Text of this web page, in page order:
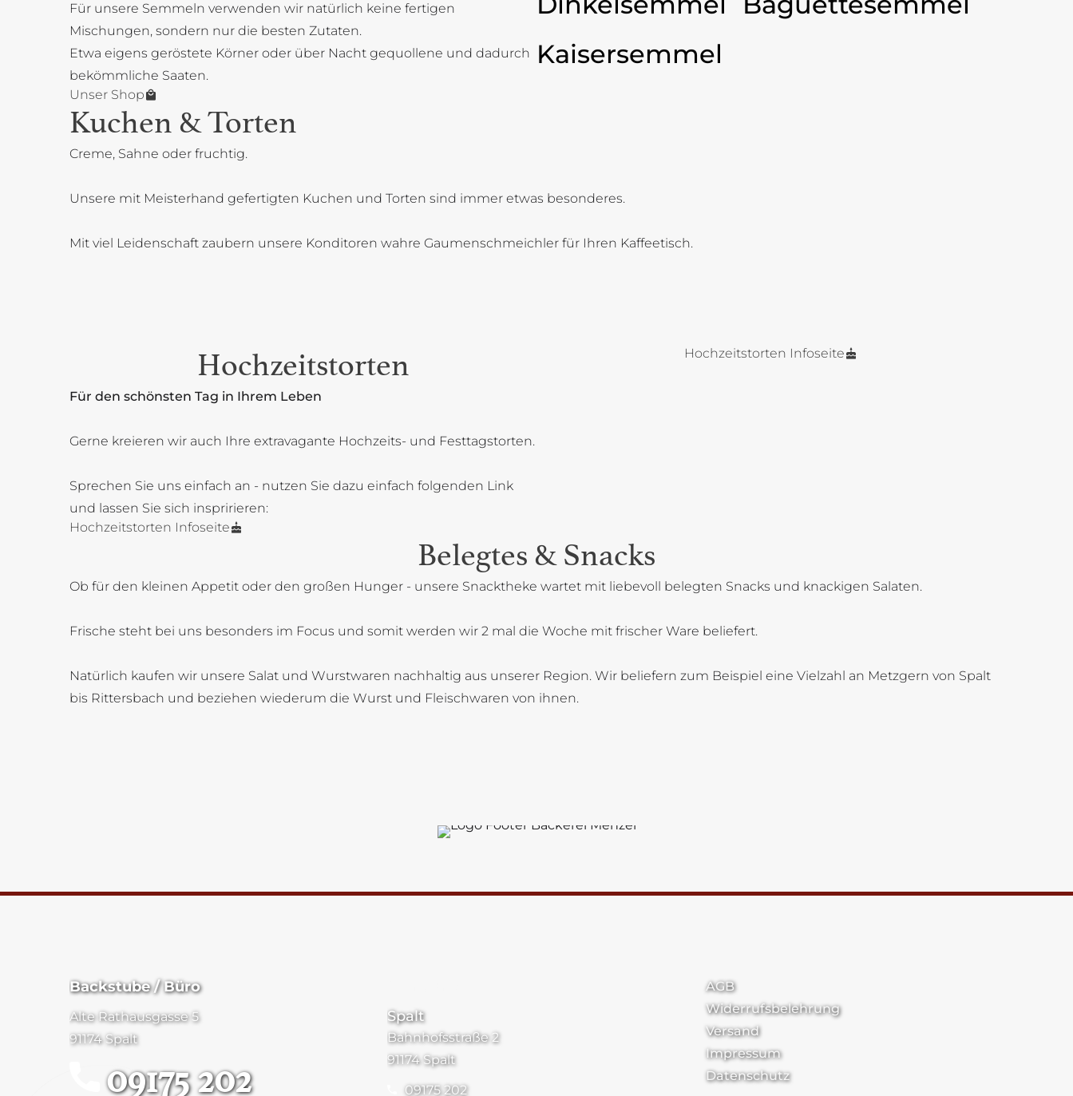
Für unsere Semmeln verwenden wir natürlich keine fertigen
Mischungen, sondern nur die besten Zutaten.
Etwa eigens geröstete Körner oder über Nacht gequollene und dadurch
bekömmliche Saaten.
Unser Shop
Kaisersemmel
Kuchen & Torten
Creme, Sahne oder fruchtig.
Unsere mit Meisterhand gefertigten Kuchen und Torten sind immer etwas besonderes.
Mit viel Leidenschaft zaubern unsere Konditoren wahre Gaumenschmeichler für Ihren Kaffeetisch.
Hochzeitstorten
Für den schönsten Tag in Ihrem Leben
Gerne kreieren wir auch Ihre extravagante Hochzeits- und Festtagstorten.
Sprechen Sie uns einfach an - nutzen Sie dazu einfach folgenden Link
und lassen Sie sich inspririeren:
Hochzeitstorten Infoseite
Hochzeitstorten Infoseite
Belegtes & Snacks
Ob für den kleinen Appetit oder den großen Hunger - unsere Snacktheke wartet mit liebevoll belegten Snacks und knackigen Salaten.
Frische steht bei uns besonders im Focus und somit werden wir 2 mal die Woche mit frischer Ware beliefert.
Natürlich kaufen wir unsere Salat und Wurstwaren nachhaltig aus unserer Region. Wir beliefern zum Beispiel eine Vielzahl an Metzgern von Spalt
bis Rittersbach und beziehen wiederum die Wurst und Fleischwaren von ihnen.
Backstube / Büro
Alte Rathausgasse 5
91174 Spalt
09175 202
Spalt
Bahnhofsstraße 2
91174 Spalt
09175 202
AGB
Widerrufsbelehrung
Versand
Impressum
Datenschutz